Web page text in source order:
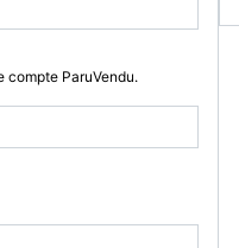
compte ParuVendu.